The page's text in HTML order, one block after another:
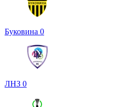
Буковина 0
ЛНЗ 0